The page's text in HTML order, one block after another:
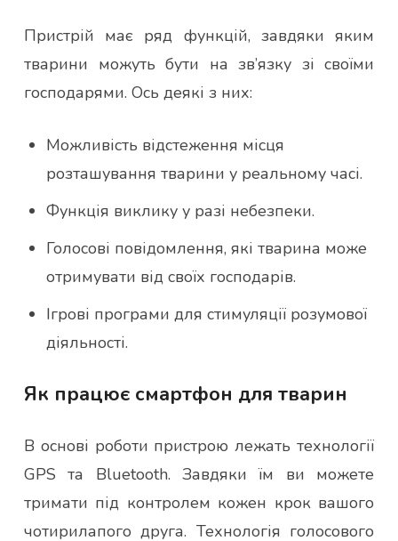
Пристрій має ряд функцій, завдяки яким
тварини можуть бути на зв’язку зі своїми
господарями. Ось деякі з них:
Можливість відстеження місця
розташування тварини у реальному часі.
Функція виклику у разі небезпеки.
Голосові повідомлення, які тварина може
отримувати від своїх господарів.
Ігрові програми для стимуляції розумової
діяльності.
Як працює смартфон для тварин
В основі роботи пристрою лежать технології
GPS та Bluetooth. Завдяки їм ви можете
тримати під контролем кожен крок вашого
чотирилапого друга. Технологія голосового